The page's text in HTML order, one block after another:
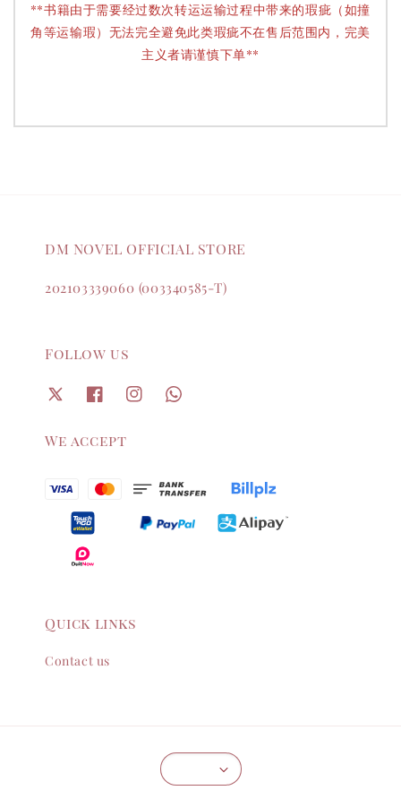
**书籍由于需要经过数次转运运输过程中带来的瑕疵（如撞
角等运输瑕）无法完全避免此类瑕疵不在售后范围内，完美
主义者请谨慎下单**
DM NOVEL OFFICIAL STORE
202103339060 (003340585-T)
Follow us
We accept
Quick links
Contact us